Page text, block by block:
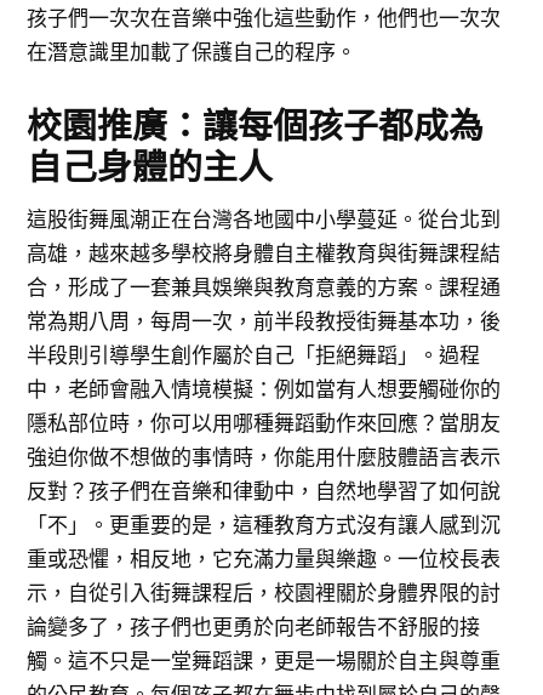
孩子們一次次在音樂中強化這些動作，他們也一次次
在潛意識里加載了保護自己的程序。
校園推廣：讓每個孩子都成為
自己身體的主人
這股街舞風潮正在台灣各地國中小學蔓延。從台北到
高雄，越來越多學校將身體自主權教育與街舞課程結
合，形成了一套兼具娛樂與教育意義的方案。課程通
常為期八周，每周一次，前半段教授街舞基本功，後
半段則引導學生創作屬於自己「拒絕舞蹈」。過程
中，老師會融入情境模擬：例如當有人想要觸碰你的
隱私部位時，你可以用哪種舞蹈動作來回應？當朋友
強迫你做不想做的事情時，你能用什麼肢體語言表示
反對？孩子們在音樂和律動中，自然地學習了如何說
「不」。更重要的是，這種教育方式沒有讓人感到沉
重或恐懼，相反地，它充滿力量與樂趣。一位校長表
示，自從引入街舞課程后，校園裡關於身體界限的討
論變多了，孩子們也更勇於向老師報告不舒服的接
觸。這不只是一堂舞蹈課，更是一場關於自主與尊重